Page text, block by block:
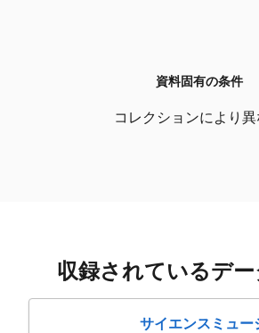
資料固有の条件
コレクションにより異
収録されているデ
サイエンスミュー